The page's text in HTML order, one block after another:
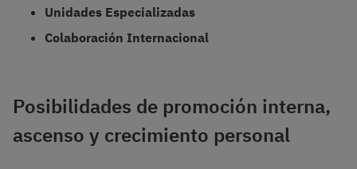
Unidades Especializadas
Colaboración Internacional
Posibilidades de promoción interna,
ascenso y crecimiento personal